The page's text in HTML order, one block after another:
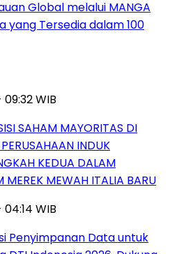
Global melalui MANGA
yang Tersedia dalam 100
WIB
SAHAM MAYORITAS DI
INDUK
KEDUA DALAM
MEWAH ITALIA BARU
WIB
Penyimpanan Data untuk